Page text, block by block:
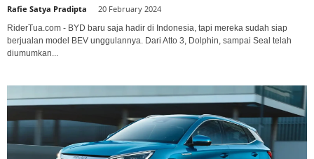
Rafie Satya Pradipta 20 February 2024
RiderTua.com - BYD baru saja hadir di Indonesia, tapi mereka sudah siap
berjualan model BEV unggulannya. Dari Atto 3, Dolphin, sampai Seal telah
diumumkan...